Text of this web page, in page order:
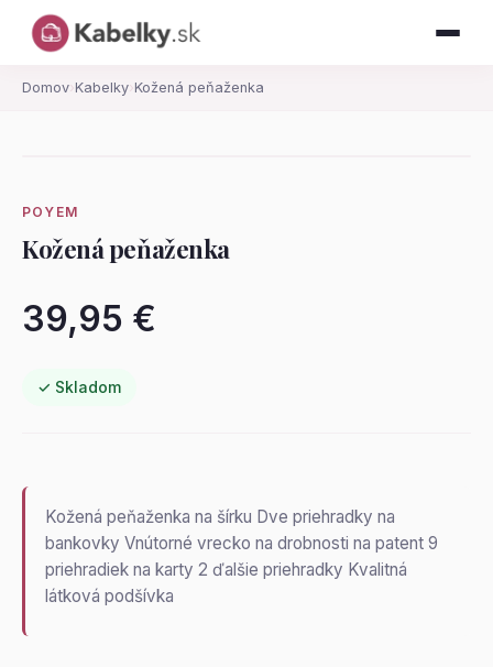
Domov› Kabelky› Kožená peňaženka
POYEM
Kožená peňaženka
39,95 €
✓ Skladom
Kožená peňaženka na šírku Dve priehradky na
bankovky Vnútorné vrecko na drobnosti na patent 9
priehradiek na karty 2 ďalšie priehradky Kvalitná
látková podšívka